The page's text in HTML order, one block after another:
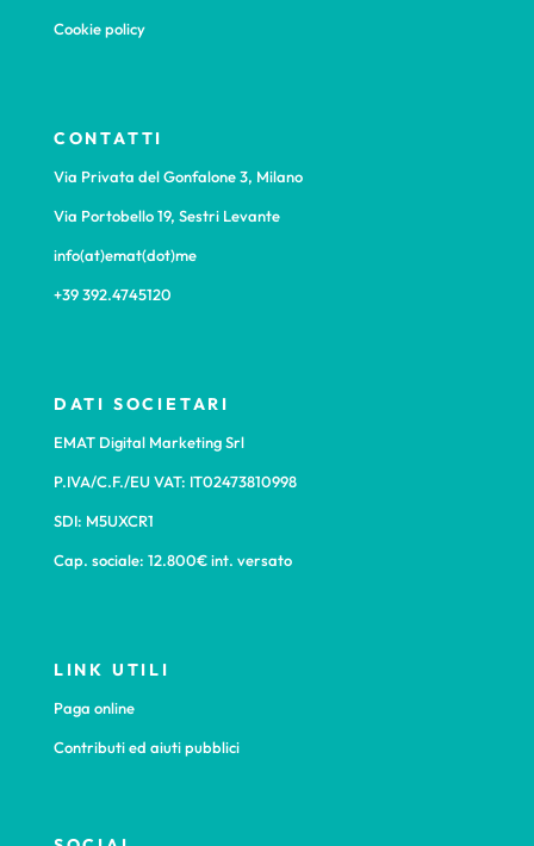
Cookie policy
CONTATTI
Via Privata del Gonfalone 3, Milano
Via Portobello 19, Sestri Levante
info(at)emat(dot)me
+39 392.4745120
DATI SOCIETARI
EMAT Digital Marketing Srl
P.IVA/C.F./EU VAT: IT02473810998
SDI: M5UXCR1
Cap. sociale: 12.800€ int. versato
LINK UTILI
Paga online
Contributi ed aiuti pubblici